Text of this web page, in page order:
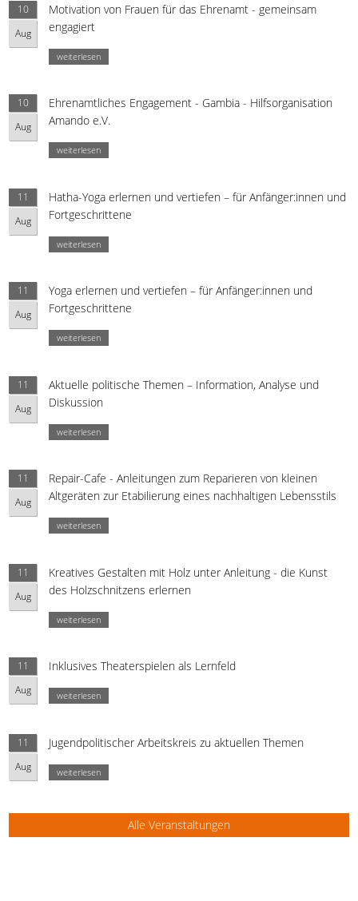
10
Aug
Motivation von Frauen für das Ehrenamt - gemeinsam
engagiert
weiterlesen
10
Aug
Ehrenamtliches Engagement - Gambia - Hilfsorganisation
Amando e.V.
weiterlesen
11
Aug
Hatha-Yoga erlernen und vertiefen – für Anfänger:innen und
Fortgeschrittene
weiterlesen
11
Aug
Yoga erlernen und vertiefen – für Anfänger:innen und
Fortgeschrittene
weiterlesen
11
Aug
Aktuelle politische Themen – Information, Analyse und
Diskussion
weiterlesen
11
Aug
Repair-Cafe - Anleitungen zum Reparieren von kleinen
Altgeräten zur Etabilierung eines nachhaltigen Lebensstils
weiterlesen
11
Aug
Kreatives Gestalten mit Holz unter Anleitung - die Kunst
des Holzschnitzens erlernen
weiterlesen
11
Aug
Inklusives Theaterspielen als Lernfeld
weiterlesen
11
Aug
Jugendpolitischer Arbeitskreis zu aktuellen Themen
weiterlesen
Alle Veranstaltungen